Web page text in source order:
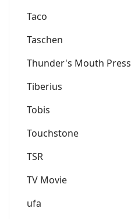
Taco
Taschen
Thunder's Mouth Press
Tiberius
Tobis
Touchstone
TSR
TV Movie
ufa